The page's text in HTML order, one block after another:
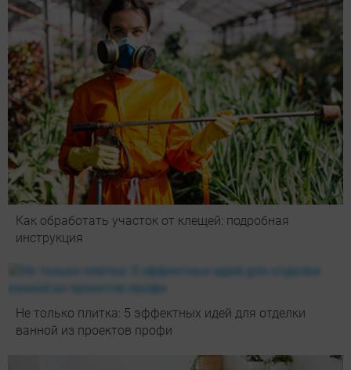
Как обработать участок от клещей: подробная
инструкция
Не только плитка: 5 эффектных идей для отделки
ванной из проектов профи